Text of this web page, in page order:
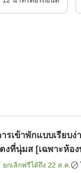
ารเข้าพักแบบเรียบ
งที่นุ่มส [เฉพาะห้อง
ยกเลิกฟรีได้ถึง 22 ส.ค.